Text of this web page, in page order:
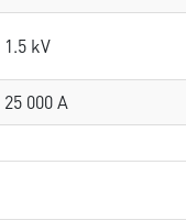
1.5 kV
25 000 A